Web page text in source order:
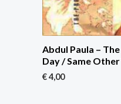
Abdul Paula –
Day / Same
€4,00